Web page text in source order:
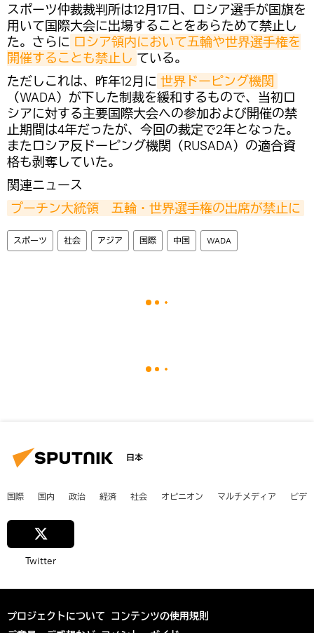
スポーツ仲裁裁判所は12月17日、ロシア選手が国旗を
用いて国際大会に出場することをあらためて禁止し
た。さらに ロシア領内において五輪や世界選手権を
開催することも禁止し ている。
ただしこれは、昨年12月に 世界ドーピング機関
（WADA）が下した制裁を緩和するもので、当初ロ
シアに対する主要国際大会への参加および開催の禁
止期間は4年だったが、今回の裁定で2年となった。
またロシア反ドーピング機関（RUSADA）の適合資
格も剥奪していた。
関連ニュース
プーチン大統領　五輪・世界選手権の出席が禁止に
スポーツ 社会 アジア 国際 中国 WADA
日本
国際 国内 政治 経済 社会 オピニオン マルチメディア ビデ
Twitter
プロジェクトについて コンテンツの使用規則